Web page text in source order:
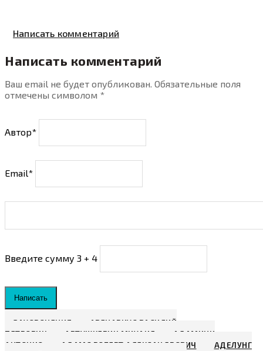
Написать комментарий
Написать комментарий
Ваш email не будет опубликован. Обязательные поля
отмечены символом *
Автор*
Email*
Введите сумму 3 + 4
Написать
ЗАХОРОНЕНИЯ
АВЕНАРИУС ВАСИЛИЙ
ПЕТРОВИЧ
АВТУШКЕВИЧ МИХАИЛ
АДАМИНИ
АНТОНИО
АДАМС РОБЕРТ АЛЕКСАНДРОВИЧ
АДЕЛУНГ